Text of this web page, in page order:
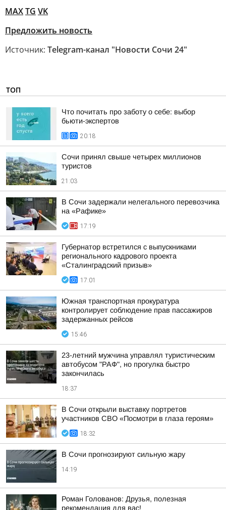
MAXTG VK
Предложить новость
Источник: Telegram-канал "Новости Сочи 24"
ТОП
Что почитать про заботу о себе: выбор
бьюти-экспертов
20:18
Сочи принял свыше четырех миллионов
туристов
21:03
В Сочи задержали нелегального перевозчика
на «Рафике»
17:19
Губернатор встретился с выпускниками
регионального кадрового проекта
«Сталинградский призыв»
17:01
Южная транспортная прокуратура
контролирует соблюдение прав пассажиров
задержанных рейсов
15:46
23-летний мужчина управлял туристическим
автобусом "РАФ", но прогулка быстро
закончилась
18:37
В Сочи открыли выставку портретов
участников СВО «Посмотри в глаза героям»
18:32
В Сочи прогнозируют сильную жару
14:19
Роман Голованов: Друзья, полезная
рекомендация для вас!